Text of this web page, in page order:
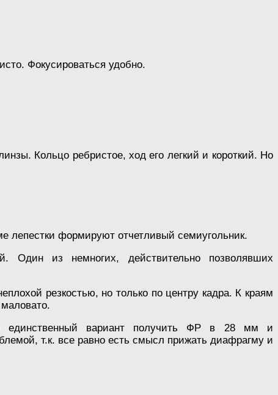
Фокусироваться удобно.
Кольцо ребристое, ход его легкий и короткий. Но
лепестки формируют отчетливый семиугольник.
Один из немногих, действительно позволявших
резкостью, но только по центру кадра. К краям
единственный вариант получить ФР в 28 мм и
т.к. все равно есть смысл прижать диафрагму и